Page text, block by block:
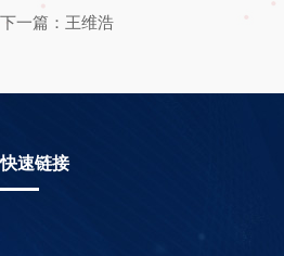
下一篇：王维浩
快速链接